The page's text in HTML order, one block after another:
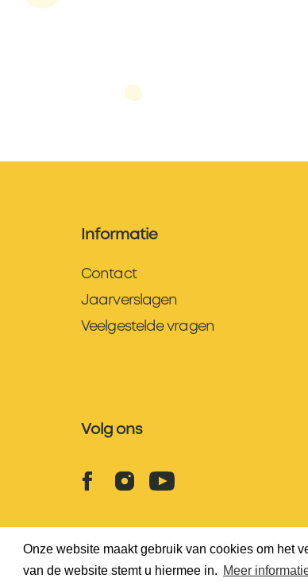
Onze website maakt gebruik van cookies om het
van de website stemt u hiermee in. Meer
Informatie
Contact
Jaarverslagen
Veelgestelde vragen
Volg ons
© Juconi, All rights reserved 2004-2026